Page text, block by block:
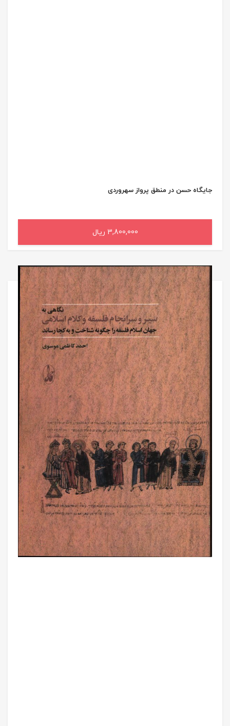
جایگاه حسن در منطق پرواز سهروردی
3,800,000 ریال
افزودن به سبد خرید